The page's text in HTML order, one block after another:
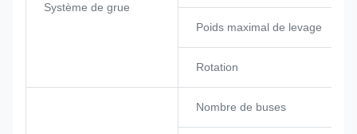
Système de grue
Poids maximal de levage
Rotation
Nombre de buses